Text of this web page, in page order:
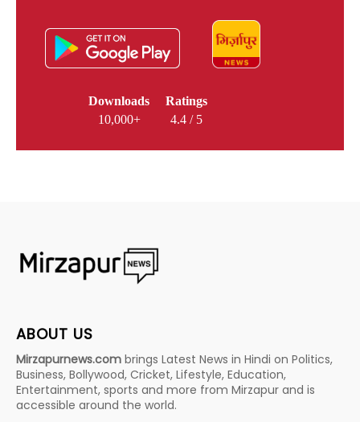
Downloads
10,000+
Ratings
4.4 / 5
ABOUT US
Mirzapurnews.com brings Latest News in Hindi on Politics,
Business, Bollywood, Cricket, Lifestyle, Education,
Entertainment, sports and more from Mirzapur and is
accessible around the world.